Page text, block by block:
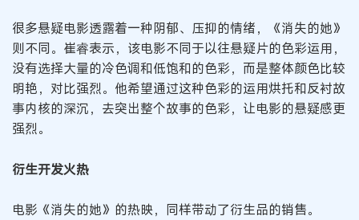
很多悬疑电影透露着一种阴郁、压抑的情绪，《消失的她》
则不同。崔睿表示，该电影不同于以往悬疑片的色彩运用，
没有选择大量的冷色调和低饱和的色彩，而是整体颜色比较
明艳，对比强烈。他希望通过这种色彩的运用烘托和反衬故
事内核的深沉，去突出整个故事的色彩，让电影的悬疑感更
强烈。
衍生开发火热
电影《消失的她》的热映，同样带动了衍生品的销售。